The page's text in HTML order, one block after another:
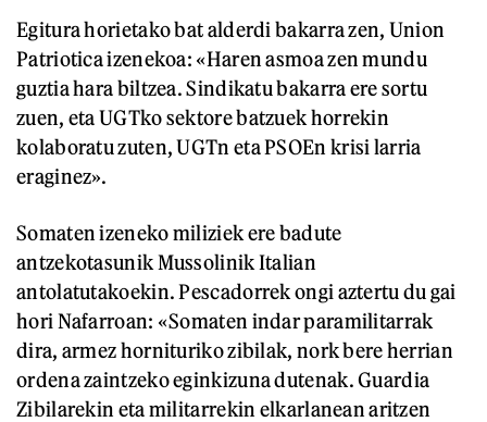
Egitura horietako bat alderdi bakarra zen, Union
Patriotica izenekoa: «Haren asmoa zen mundu
guztia hara biltzea. Sindikatu bakarra ere sortu
zuen, eta UGTko sektore batzuek horrekin
kolaboratu zuten, UGTn eta PSOEn krisi larria
eraginez».
Somaten izeneko miliziek ere badute
antzekotasunik Mussolinik Italian
antolatutakoekin. Pescadorrek ongi aztertu du gai
hori Nafarroan: «Somaten indar paramilitarrak
dira, armez hornituriko zibilak, nork bere herrian
ordena zaintzeko eginkizuna dutenak. Guardia
Zibilarekin eta militarrekin elkarlanean aritzen